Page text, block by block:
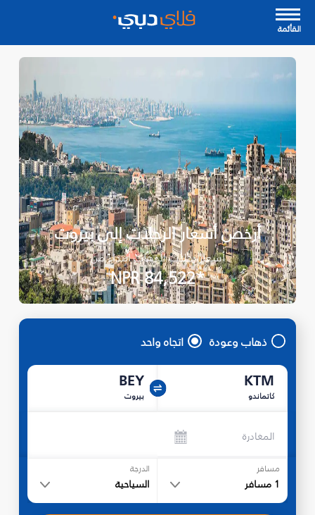
القأئمة
أرخص أسعار الرحلات إلى بيروت
أسعار رحلات الذهاب ابتداءً من
*NPR 84,522
ذهاب وعودة اتجاه واحد
KTM
كاتماندو
BEY
بيروت
المغادرة
مسافر
1 مسافر
الدرجة
السياحية